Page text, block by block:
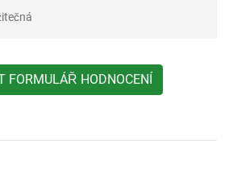
FORMULÁŘ HODNOCENÍ